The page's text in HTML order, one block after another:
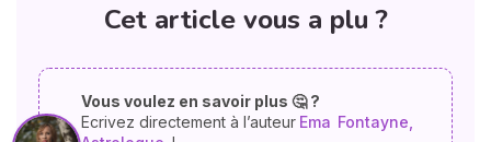
Cet article vous a plu ?
Vous voulez en savoir plus 🤔 ?
Ecrivez directement à l’auteur Ema Fontayne,